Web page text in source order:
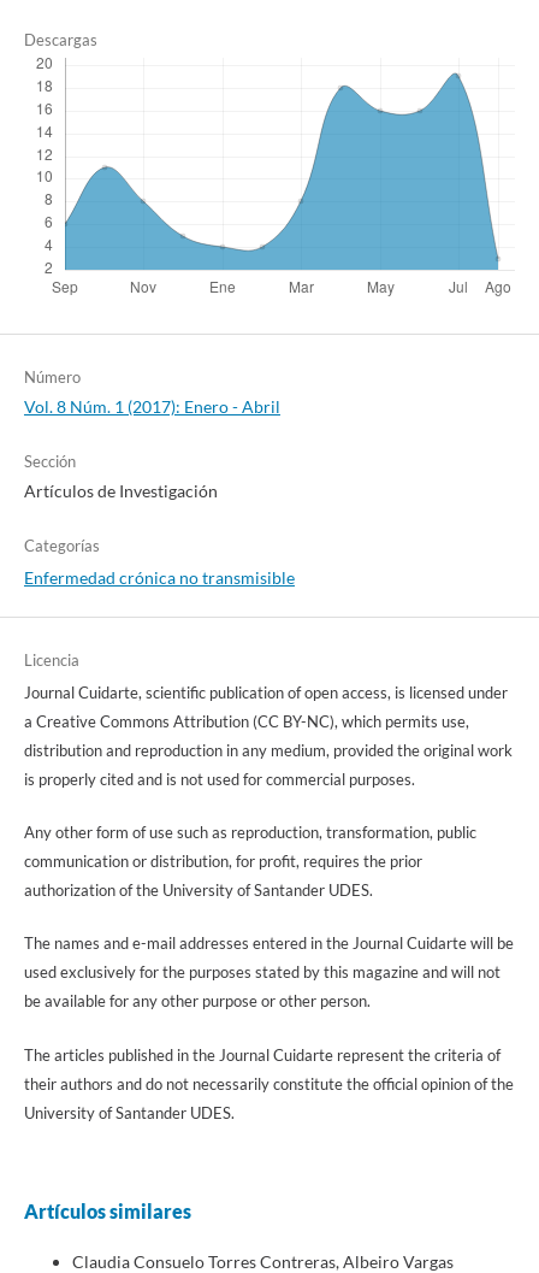
Descargas
Número
Vol. 8 Núm. 1 (2017): Enero - Abril
Sección
Artículos de Investigación
Categorías
Enfermedad crónica no transmisible
Licencia
Journal Cuidarte, scientific publication of open access, is licensed under
a Creative Commons Attribution (CC BY-NC), which permits use,
distribution and reproduction in any medium, provided the original work
is properly cited and is not used for commercial purposes.
Any other form of use such as reproduction, transformation, public
communication or distribution, for profit, requires the prior
authorization of the University of Santander UDES.
The names and e-mail addresses entered in the Journal Cuidarte will be
used exclusively for the purposes stated by this magazine and will not
be available for any other purpose or other person.
The articles published in the Journal Cuidarte represent the criteria of
their authors and do not necessarily constitute the official opinion of the
University of Santander UDES.
Artículos similares
Claudia Consuelo Torres Contreras, Albeiro Vargas